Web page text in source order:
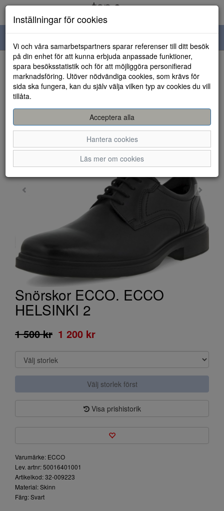
navigation
HEM
Snörskor ECCO. ECCO
HELSINKI 2
1 500 kr 1 200 kr
Välj storlek först
Visa prishistorik
Varumärke: ECCO
Lev. artnr: 50016401001
Artikelkod: 32-009223
Material: Skinn
Färg: Svart
Inställningar för cookies
Vi och våra samarbetspartners sparar referenser till ditt besök
på din enhet för att kunna erbjuda anpassade funktioner,
spara besöksstatistik och för att möjliggöra personifierad
marknadsföring. Utöver nödvändiga cookies, som krävs för
sida ska fungera, kan du själv välja vilken typ av cookies du vill
tillåta.
Acceptera alla
Hantera cookies
Läs mer om cookies